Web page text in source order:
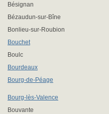
Bésignan
Bézaudun-sur-Bîne
Bonlieu-sur-Roubion
Bouchet
Boulc
Bourdeaux
Bourg-de-Péage
Bourg-lès-Valence
Bouvante